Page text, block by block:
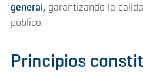
general, garantizando la
público.
Principios